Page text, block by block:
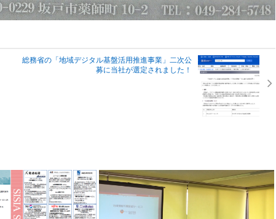
総務省の「地域デジタル基盤活用推進事業」二次公
募に当社が選定されました！